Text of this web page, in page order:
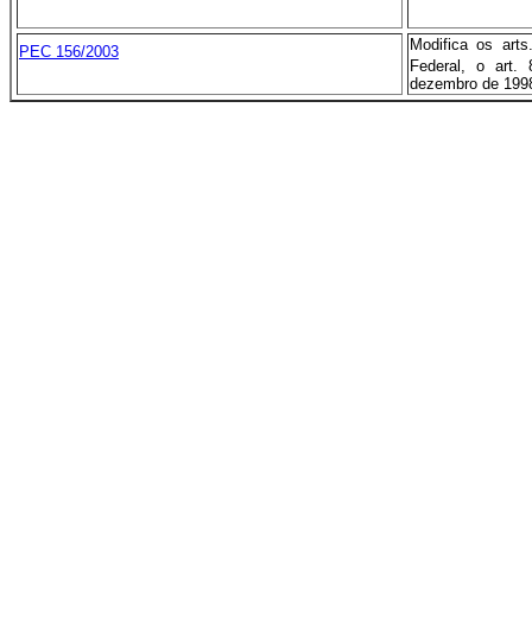
PEC 156/2003
Modifica os
Federal, o art.
dezembro de